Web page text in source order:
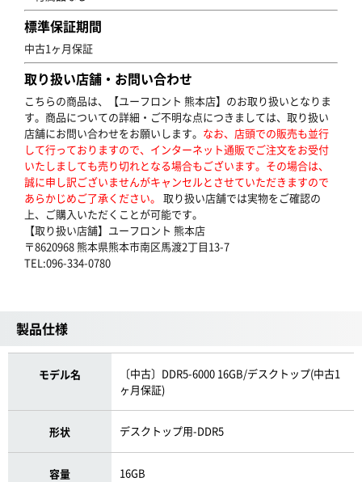
標準保証期間
中古1ヶ月保証
取り扱い店舗・お問い合わせ
こちらの商品は、【ユーフロント 熊本店】のお取り扱いとなりま
す。商品についての詳細・ご不明な点につきましては、取り扱い
店舗にお問い合わせをお願いします。 なお、店頭での販売も並行
して行っておりますので、インターネット通販でご注文をお受付
いたしましても売り切れとなる場合もございます。その場合は、
誠に申し訳ございませんがキャンセルとさせていただきますので
あらかじめご了承ください。 取り扱い店舗では実物をご確認の
上、ご購入いただくことが可能です。
【取り扱い店舗】ユーフロント 熊本店
〒8620968 熊本県熊本市南区馬渡2丁目13-7
TEL:096-334-0780
製品仕様
モデル名
〔中古〕DDR5-6000 16GB/デスクトップ(中古1
ヶ月保証)
形状 デスクトップ用-DDR5
容量 16GB